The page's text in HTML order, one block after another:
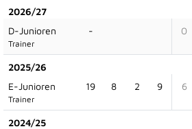
2026/27
D-Junioren
Trainer
- 0
2025/26
E-Junioren
Trainer
19 8 2 9 6
2024/25